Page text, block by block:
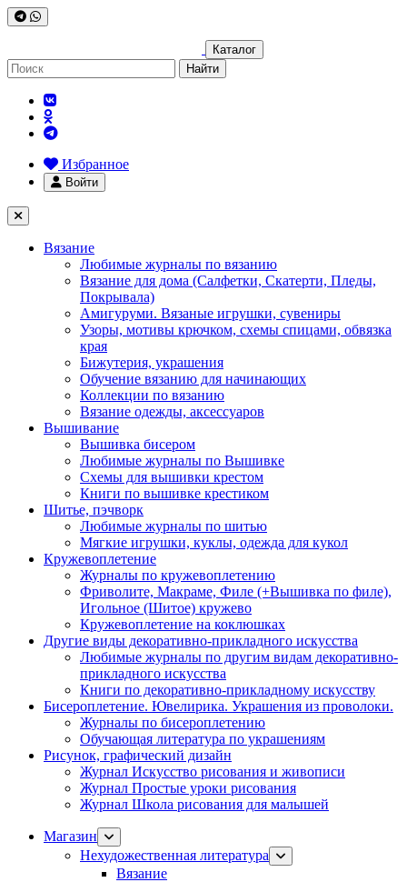
Каталог
Найти
Избранное
Войти
Вязание
Любимые журналы по вязанию
Вязание для дома (Салфетки, Скатерти, Пледы,
Покрывала)
Амигуруми. Вязаные игрушки, сувениры
Узоры, мотивы крючком, схемы спицами, обвязка
края
Бижутерия, украшения
Обучение вязанию для начинающих
Коллекции по вязанию
Вязание одежды, аксессуаров
Вышивание
Вышивка бисером
Любимые журналы по Вышивке
Схемы для вышивки крестом
Книги по вышивке крестиком
Шитье, пэчворк
Любимые журналы по шитью
Мягкие игрушки, куклы, одежда для кукол
Кружевоплетение
Журналы по кружевоплетению
Фриволите, Макраме, Филе (+Вышивка по филе),
Игольное (Шитое) кружево
Кружевоплетение на коклюшках
Другие виды декоративно-прикладного искусства
Любимые журналы по другим видам декоративно-
прикладного искусства
Книги по декоративно-прикладному искусству
Бисероплетение. Ювелирика. Украшения из проволоки.
Журналы по бисероплетению
Обучающая литература по украшениям
Рисунок, графический дизайн
Журнал Искусство рисования и живописи
Журнал Простые уроки рисования
Журнал Школа рисования для малышей
Магазин
Нехудожественная литература
Вязание